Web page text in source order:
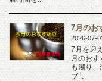
7月のお
2026-07-
7月を迎
月のお
も濁り
ブ...